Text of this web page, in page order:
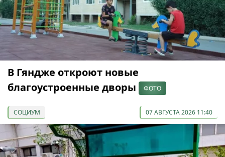
В Гяндже откроют новые
благоустроенные дворы
ФОТО
СОЦИУМ 07 АВГУСТА 2026 11:40